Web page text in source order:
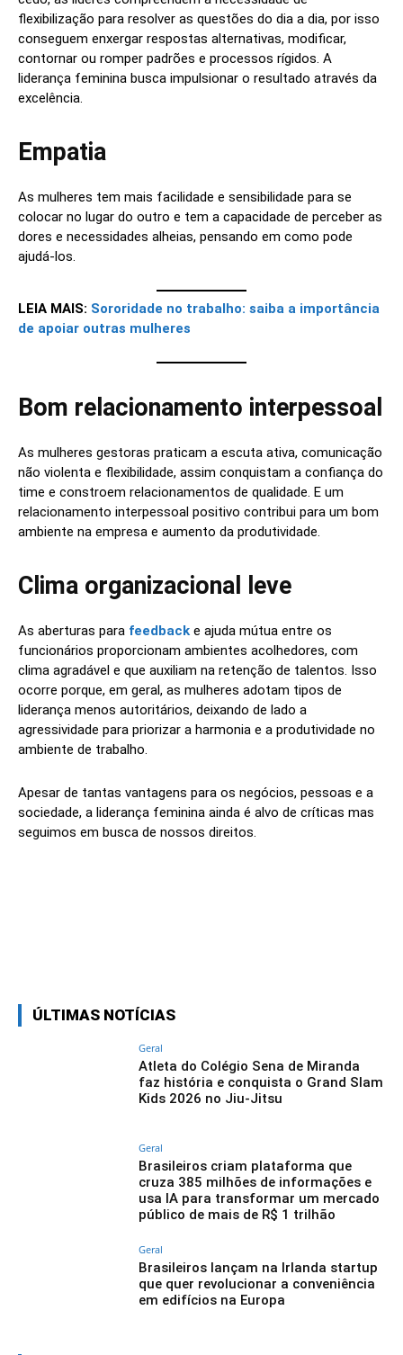
flexibilização para resolver as questões do dia a dia, por isso
conseguem enxergar respostas alternativas, modificar,
contornar ou romper padrões e processos rígidos. A
liderança feminina busca impulsionar o resultado através da
excelência.
Empatia
As mulheres tem mais facilidade e sensibilidade para se
colocar no lugar do outro e tem a capacidade de perceber as
dores e necessidades alheias, pensando em como pode
ajudá-los.
LEIA MAIS: Sororidade no trabalho: saiba a importância
de apoiar outras mulheres
Bom relacionamento interpessoal
As mulheres gestoras praticam a escuta ativa, comunicação
não violenta e flexibilidade, assim conquistam a confiança do
time e constroem relacionamentos de qualidade. E um
relacionamento interpessoal positivo contribui para um bom
ambiente na empresa e aumento da produtividade.
Clima organizacional leve
As aberturas para feedback e ajuda mútua entre os
funcionários proporcionam ambientes acolhedores, com
clima agradável e que auxiliam na retenção de talentos. Isso
ocorre porque, em geral, as mulheres adotam tipos de
liderança menos autoritários, deixando de lado a
agressividade para priorizar a harmonia e a produtividade no
ambiente de trabalho.
Apesar de tantas vantagens para os negócios, pessoas e a
sociedade, a liderança feminina ainda é alvo de críticas mas
seguimos em busca de nossos direitos.
ÚLTIMAS NOTÍCIAS
Geral
Atleta do Colégio Sena de Miranda
faz história e conquista o Grand Slam
Kids 2026 no Jiu-Jitsu
Geral
Brasileiros criam plataforma que
cruza 385 milhões de informações e
usa IA para transformar um mercado
público de mais de R$ 1 trilhão
Geral
Brasileiros lançam na Irlanda startup
que quer revolucionar a conveniência
em edifícios na Europa